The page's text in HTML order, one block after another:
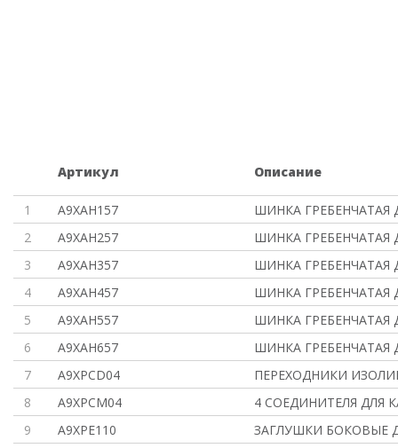
Артикул Описание
1 A9XAH157
ШИНКА ГРЕБЕНЧАТАЯ
2
A9XAH257
ШИНКА ГРЕБЕНЧАТАЯ
3
A9XAH357
ШИНКА ГРЕБЕНЧАТАЯ
4
A9XAH457
ШИНКА ГРЕБЕНЧАТАЯ
5
A9XAH557
ШИНКА ГРЕБЕНЧАТАЯ
6
A9XAH657
ШИНКА ГРЕБЕНЧАТАЯ
7
A9XPCD04
ПЕРЕХОДНИКИ
8
A9XPCM04
4 СОЕДИНИТЕЛЯ ДЛЯ
9
A9XPE110
ЗАГЛУШКИ БОКОВЫЕ